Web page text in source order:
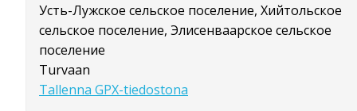
Усть-Лужское сельское поселение, Хийтольское
сельское поселение, Элисенваарское сельское
поселение
Turvaan
Tallenna GPX-tiedostona